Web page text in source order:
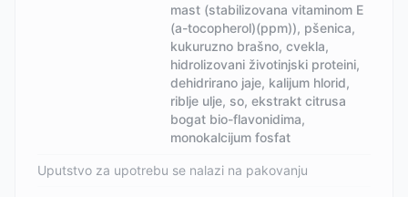
mast (stabilizovana vitaminom E
(a-tocopherol)(ppm)), pšenica,
kukuruzno brašno, cvekla,
hidrolizovani životinjski proteini,
dehidrirano jaje, kalijum hlorid,
riblje ulje, so, ekstrakt citrusa
bogat bio-flavonidima,
monokalcijum fosfat
Uputstvo za upotrebu se nalazi na pakovanju